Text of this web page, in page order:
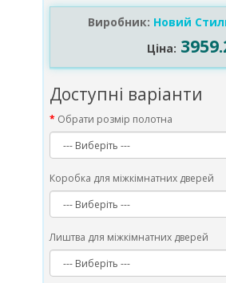
Виробник: Новий
Ціна:
Доступні варіанти
Обрати розмір полотна
Коробка для міжкімнатних дверей
Лиштва для міжкімнатних дверей